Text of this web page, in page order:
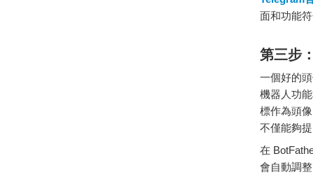
面和功能
第三步
一個好的頭
機器 人功能
標作為頭
不僅能夠
在
會自動調整